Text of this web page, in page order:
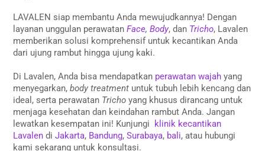
LAVALEN siap membantu Anda mewujudkannya! Dengan
layanan unggulan perawatan Face, Body, dan Tricho, Lavalen
memberikan solusi komprehensif untuk kecantikan Anda
dari ujung rambut hingga ujung kaki.
Di Lavalen, Anda bisa mendapatkan perawatan wajah yang
menyegarkan,body treatment untuk tubuh lebih kencang dan
ideal, serta perawatan Tricho yang khusus dirancang untuk
menjaga kesehatan dan keindahan rambut Anda. Jangan
lewatkan kesempatan ini! Kunjungi klinik kecantikan
Lavalen di Jakarta, Bandung, Surabaya, bali, atau hubungi
kami sekarang untuk konsultasi.